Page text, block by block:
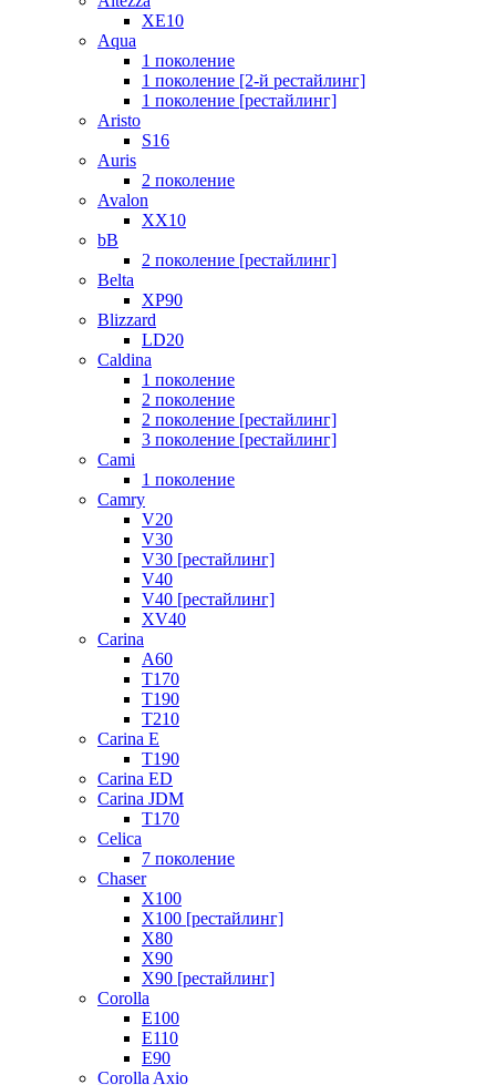
XE10
Aqua
1 поколение
1 поколение [2-й рестайлинг]
1 поколение [рестайлинг]
Aristo
S16
Auris
2 поколение
Avalon
XX10
bB
2 поколение [рестайлинг]
Belta
XP90
Blizzard
LD20
Caldina
1 поколение
2 поколение
2 поколение [рестайлинг]
3 поколение [рестайлинг]
Cami
1 поколение
Camry
V20
V30
V30 [рестайлинг]
V40
V40 [рестайлинг]
XV40
Carina
A60
T170
T190
T210
Carina E
T190
Carina ED
Carina JDM
T170
Celica
7 поколение
Chaser
X100
X100 [рестайлинг]
X80
X90
X90 [рестайлинг]
Corolla
E100
E110
E90
Corolla Axio